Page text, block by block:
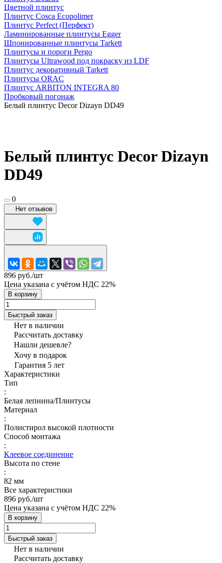
Цветной плинтус
Плинтус Cosca Ecopolimer
Плинтус Perfect (Перфект)
Ламинированные плинтусы Egger
Шпонированные плинтусы Tarkett
Плинтусы и пороги Pergo
Плинтусы Ultrawood под покраску из LDF
Плинтус декоративный Tarkett
Плинтусы ORAC
Плинтус ARBITON INTEGRA 80
Пробковый погонаж
Белый плинтус Decor Dizayn DD49
Белый плинтус Decor Dizayn
DD49
0
Нет отзывов
896 руб./шт
Цена указана с учётом НДС 22%
В корзину
Быстрый заказ
Нет в наличии
Рассчитать доставку
Нашли дешевле?
Хочу в подарок
Гарантия 5 лет
Характеристики
Тип
:
Белая лепнина/Плинтусы
Материал
:
Полистирол высокой плотности
Способ монтажа
:
Клеевое соединение
Высота по стене
:
82 мм
Все характеристики
896 руб./шт
Цена указана с учётом НДС 22%
В корзину
Быстрый заказ
Нет в наличии
Рассчитать доставку